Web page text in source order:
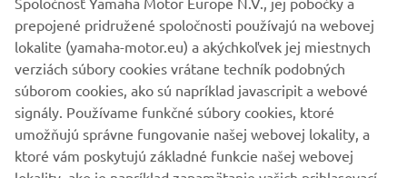
remove the USB drive, or put the vehicle in motion until
the update is completed. When you get the message that
the update is complete, you can remove the USB storage
device and enjoy the ride!
lokalite (yamaha-motor.eu) a akýchkoľvek jej miestnych
verziách súbory cookies vrátane techník podobných
súborom cookies, ako sú napríklad javascripit a webové
signály. Používame funkčné súbory cookies, ktoré
umožňujú správne fungovanie našej webovej lokality, a
ktoré vám poskytujú základné funkcie našej webovej
lokality, ako je napríklad zapamätanie vašich prihlasovacích
údajov a jazykových preferencií. Používame tiež analytické